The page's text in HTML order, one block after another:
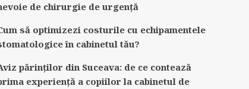
de chirurgie de urgență
să optimizezi costurile cu echipamentele
în cabinetul tău?
părinților din Suceava: de ce contează
experiență a copiilor la cabinetul de